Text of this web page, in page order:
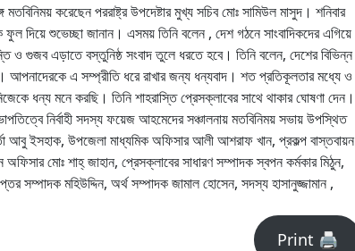
করেছেন পররাষ্ট্র উপদেষ্টার মুখ্য সচিব মোঃ সামিউল মাসুদ। শনিবার
দিয়ে শুভেচ্ছা জানান। এসময় তিনি বলেন , দেশ গঠনে সাংবাদিকদের এগিয়ে
গুজব এড়াতে বস্তুনিষ্ঠ সংবাদ তুলে ধরতে হবে। তিনি বলেন, দেশের বিভিন্ন
আপনাদেরকে এ সম্প্রীতি ধরে রাখার জন্য ধন্যবাদ। শত প্রতিকূলতার মধ্যে ও
ধন্য মনে করছি। তিনি শাহরাস্তি প্রেসক্লাবের সাথে থাকার ঘোষণা দেন।
নির্বাহী সদস্য ফয়েজ আহমেদের সঞ্চালনায় মতবিনিময় সভায় উপস্থিত
আবু ইসহাক, উপজেলা মাধ্যমিক অফিসার আলী আশরাফ খান, প্রকল্প বাস্তবায়ন
অফিসার মোঃ শাহ্ জাহান, প্রেসক্লাবের সাধারণ সম্পাদক স্বপন কর্মকার মিঠুন,
সম্পাদক মহিউদ্দিন, অর্থ সম্পাদক জামাল হোসেন, সদস্য হাসানুজ্জামান ,
Print 🖨